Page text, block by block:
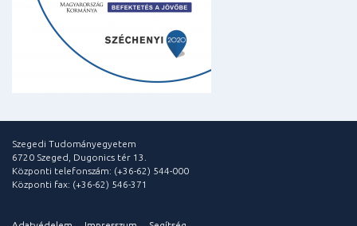
Szegedi Tudományegyetem
6720 Szeged, Dugonics tér 13.
Központi telefonszám: (+36-62) 544-000
Központi fax: (+36-62) 546-371